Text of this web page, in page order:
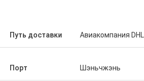
Путь доставки Авиакомпания DHL
Порт Шэньчжэнь